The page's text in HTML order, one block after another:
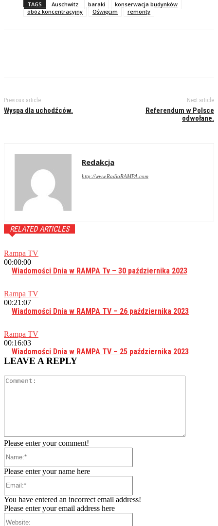
TAGS Auschwitz baraki
konserwacja budynków
obóz koncentracyjny
Oświęcim remonty
Previous article
Wyspa dla uchodźców.
Next article
Referendum w Polsce
odwołane.
Redakcja
http://www.RadioRAMPA.com
RELATED ARTICLES
Rampa TV
00:00:00
Wiadomości Dnia w RAMPA Tv – 30 października 2023
Rampa TV
00:21:07
Wiadomości Dnia w RAMPA TV – 26 października 2023
Rampa TV
00:16:03
Wiadomości Dnia w RAMPA TV – 25 października 2023
LEAVE A REPLY
Please enter your comment!
Please enter your name here
You have entered an incorrect email address!
Please enter your email address here